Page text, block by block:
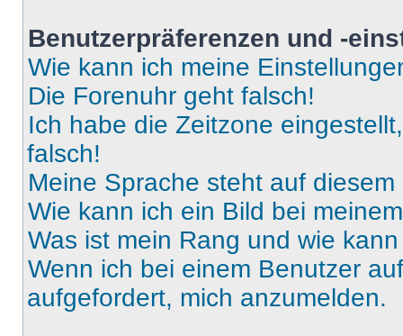
Benutzerpräferenzen und -
Wie kann ich meine
Die Forenuhr geht falsch!
Ich habe die Zeitzone
falsch!
Meine Sprache steht auf
Wie kann ich ein Bild bei
Was ist mein Rang und wie
Wenn ich bei einem Benutzer
aufgefordert, mich anzumelden.